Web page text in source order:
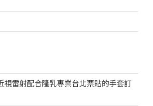
視雷射配合隆乳專業台北票貼的手套訂